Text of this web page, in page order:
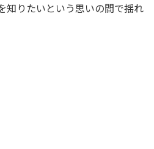
知りたいという思いの間で揺れ